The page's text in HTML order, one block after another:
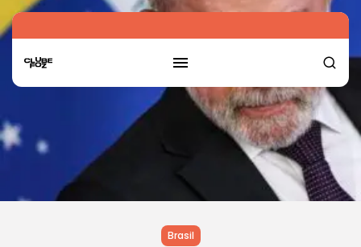
Brasil